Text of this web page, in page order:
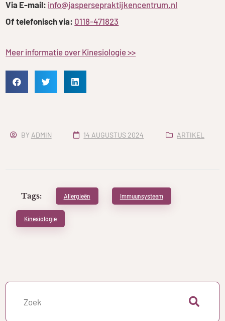
Via E-mail: info@jaspersepraktijkencentrum.nl
Of telefonisch via: 0118-471823
Meer informatie over Kinesiologie >>
BY ADMIN 14 AUGUSTUS 2024 ARTIKEL
Tags: Allergieën Immuunsysteem
Kinesiologie